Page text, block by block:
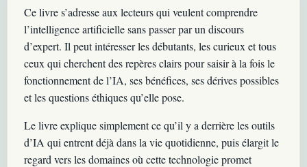
Ce livre s’adresse aux lecteurs qui veulent comprendre
l’intelligence artificielle sans passer par un discours
d’expert. Il peut intéresser les débutants, les curieux et tous
ceux qui cherchent des repères clairs pour saisir à la fois le
fonctionnement de l’IA, ses bénéfices, ses dérives possibles
et les questions éthiques qu’elle pose.
Le livre explique simplement ce qu’il y a derrière les outils
d’IA qui entrent déjà dans la vie quotidienne, puis élargit le
regard vers les domaines où cette technologie promet